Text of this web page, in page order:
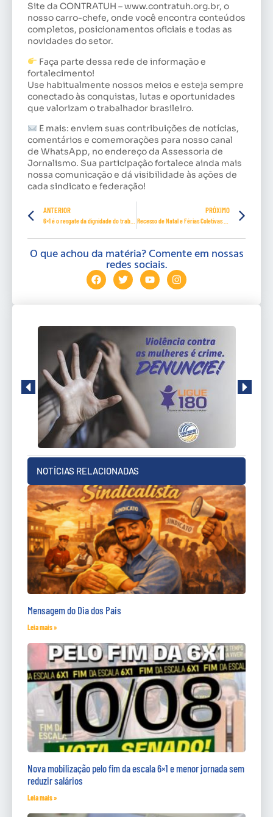
Site da CONTRATUH – www.contratuh.org.br, o
nosso carro-chefe, onde você encontra conteúdos
completos, posicionamentos oficiais e todas as
novidades do setor.
Faça parte dessa rede de informação e
fortalecimento!
Use habitualmente nossos meios e esteja sempre
conectado às conquistas, lutas e oportunidades
que valorizam o trabalhador brasileiro.
E mais: enviem suas contribuições de notícias,
comentários e comemorações para nosso canal
de WhatsApp, no endereço da Assessoria de
Jornalismo. Sua participação fortalece ainda mais
nossa comunicação e dá visibilidade às ações de
cada sindicato e federação!
ANTERIOR PRÓXIMO
O que achou da matéria? Comente em nossas
redes sociais.
NOTÍCIAS RELACIONADAS
Mensagem do Dia dos Pais
Leia mais »
Nova mobilização pelo fim da escala 6×1 e menor jornada sem
reduzir salários
Leia mais »